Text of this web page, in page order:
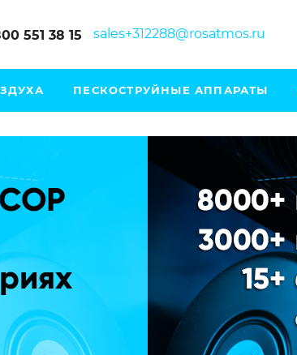
551 38 15 sales+312288@rosatmos.ru
ПЕСКОСТРУЙНЫЕ АППАРАТЫ